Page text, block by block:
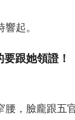
響起。
跟她領證！